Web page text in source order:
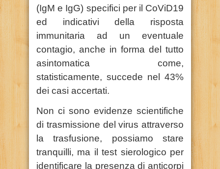
(IgM e IgG) specifici per il CoViD19
ed indicativi della risposta
immunitaria ad un eventuale
contagio, anche in forma del tutto
asintomatica come,
statisticamente, succede nel 43%
dei casi accertati.
Non ci sono evidenze scientifiche
di trasmissione del virus attraverso
la trasfusione, possiamo stare
tranquilli, ma il test sierologico per
identificare la presenza di anticorpi